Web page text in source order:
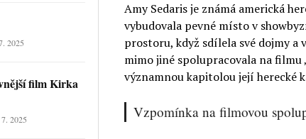
2025
film Kirka
2025
Amy Sedaris je známá americká
vybudovala pevné místo v
prostoru, když sdílela své dojmy a
mimo jiné spolupracovala na
významnou kapitolou její herecké
Vzpomínka na filmovou